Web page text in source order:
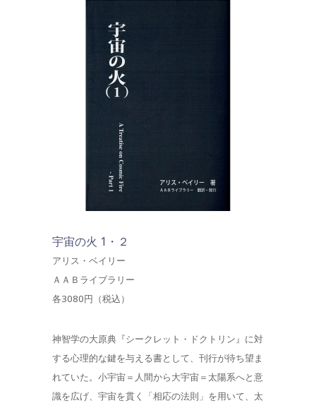
宇宙の火 1・２
アリス・ベイリー
ＡＡＢライブラリー
各3080円（税込）
神智学の大原典『シークレット・ドクトリン』に対
する心理的な鍵を与える書として、刊行が待ち望ま
れていた。小宇宙＝人間から大宇宙＝太陽系へと意
識を広げ、宇宙を貫く「相応の法則」を用いて、太